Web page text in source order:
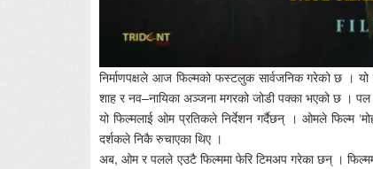
निर्माणपक्षले आज फिल्मको फस्टलुक सार्वजनिक गरेको छ ।
शाह र नव–नायिका अञ्जना मगरको जोडी पक्का भएको छ ।
यो फिल्मलाई ओम प्रतिकले निर्देशन गर्दैछन् । ओमले फिल्म
दर्शकले निकै रुचाएका थिए ।
अब, ओम र पलले एउटै फिल्ममा फेरि टिमअप गरेका छन् ।